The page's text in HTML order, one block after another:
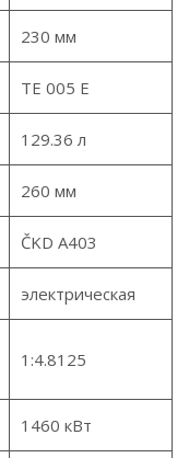
230 мм
TE 005 E
129.36 л
260 мм
ČKD A403
электрическая
1:4.8125
1460 кВт